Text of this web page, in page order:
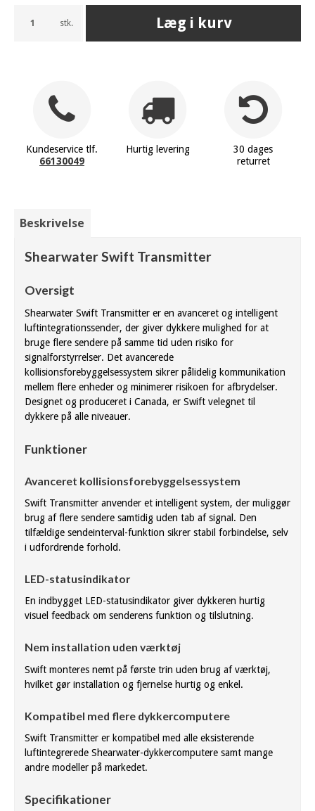
stk. Læg i kurv
Kundeservice tlf.
66130049
Hurtig levering
30 dages
returret
Beskrivelse
Shearwater Swift Transmitter
Oversigt
Shearwater Swift Transmitter er en avanceret og intelligent
luftintegrationssender, der giver dykkere mulighed for at
bruge flere sendere på samme tid uden risiko for
signalforstyrrelser. Det avancerede
kollisionsforebyggelsessystem sikrer pålidelig kommunikation
mellem flere enheder og minimerer risikoen for afbrydelser.
Designet og produceret i Canada, er Swift velegnet til
dykkere på alle niveauer.
Funktioner
Avanceret kollisionsforebyggelsessystem
Swift Transmitter anvender et intelligent system, der muliggør
brug af flere sendere samtidig uden tab af signal. Den
tilfældige sendeinterval-funktion sikrer stabil forbindelse, selv
i udfordrende forhold.
LED-statusindikator
En indbygget LED-statusindikator giver dykkeren hurtig
visuel feedback om senderens funktion og tilslutning.
Nem installation uden værktøj
Swift monteres nemt på første trin uden brug af værktøj,
hvilket gør installation og fjernelse hurtig og enkel.
Kompatibel med flere dykkercomputere
Swift Transmitter er kompatibel med alle eksisterende
luftintegrerede Shearwater-dykkercomputere samt mange
andre modeller på markedet.
Specifikationer